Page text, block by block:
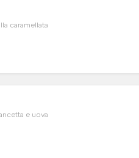
caramellata
e uova